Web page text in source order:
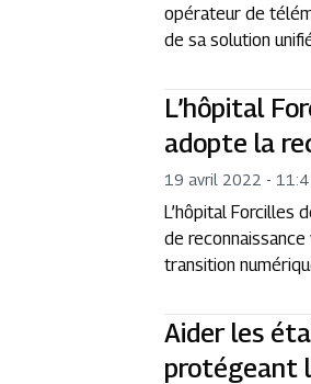
opérateur de
de sa solution
L’hôpital
adopte la
19 avril 2022 -
L’hôpital Forcilles
de
transition
Aider les
protégeant